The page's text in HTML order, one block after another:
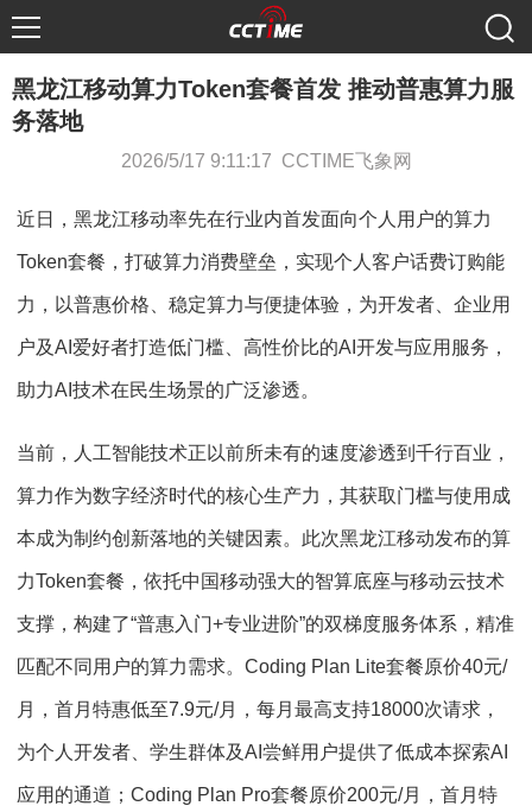
黑龙江移动算力Token套餐首发 推动普惠算力服
务落地
2026/5/17 9:11:17 CCTIME飞象网
近日，黑龙江移动率先在行业内首发面向个人用户的算力
Token套餐，打破算力消费壁垒，实现个人客户话费订购能
力，以普惠价格、稳定算力与便捷体验，为开发者、企业用
户及AI爱好者打造低门槛、高性价比的AI开发与应用服务，
助力AI技术在民生场景的广泛渗透。
当前，人工智能技术正以前所未有的速度渗透到千行百业，
算力作为数字经济时代的核心生产力，其获取门槛与使用成
本成为制约创新落地的关键因素。此次黑龙江移动发布的算
力Token套餐，依托中国移动强大的智算底座与移动云技术
支撑，构建了“普惠入门+专业进阶”的双梯度服务体系，精准
匹配不同用户的算力需求。Coding Plan Lite套餐原价40元/
月，首月特惠低至7.9元/月，每月最高支持18000次请求，
为个人开发者、学生群体及AI尝鲜用户提供了低成本探索AI
应用的通道；Coding Plan Pro套餐原价200元/月，首月特